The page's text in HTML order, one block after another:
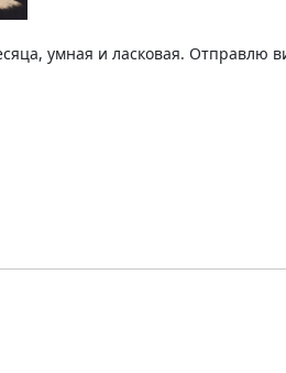
умная и ласковая. Отправлю